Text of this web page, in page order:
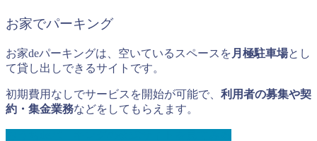
お家でパーキング
お家deパーキングは、空いているスペースを 月極駐車場とし
て貸し出しできるサイトです。
初期費用なしでサービスを開始が可能で、 利用者の募集や契
約・集金業務などをしてもらえます。